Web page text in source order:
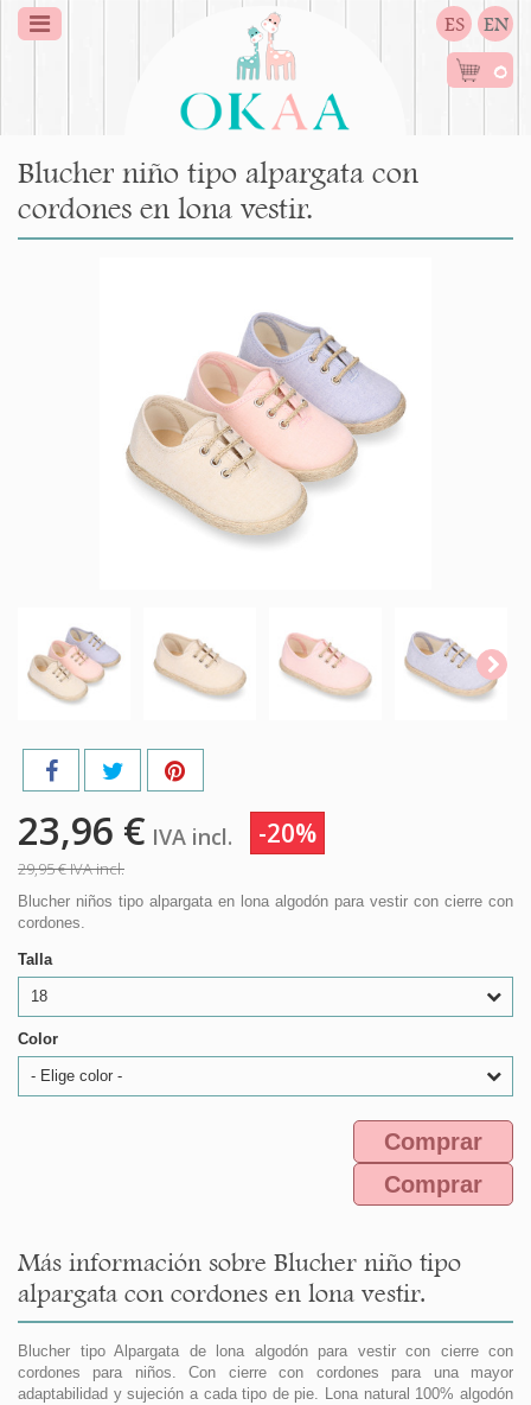
ES EN
0
Blucher niño tipo alpargata con
cordones en lona vestir.
23,96 € IVA incl. -20%
29,95 €IVA incl.
Blucher niños tipo alpargata en lona algodón para vestir con cierre con
cordones.
Talla
18
Color
- Elige color -
Comprar
Comprar
Más información sobre Blucher niño tipo
alpargata con cordones en lona vestir.
Blucher tipo Alpargata de lona algodón para vestir con cierre con
cordones para niños. Con cierre con cordones para una mayor
adaptabilidad y sujeción a cada tipo de pie. Lona natural 100% algodón